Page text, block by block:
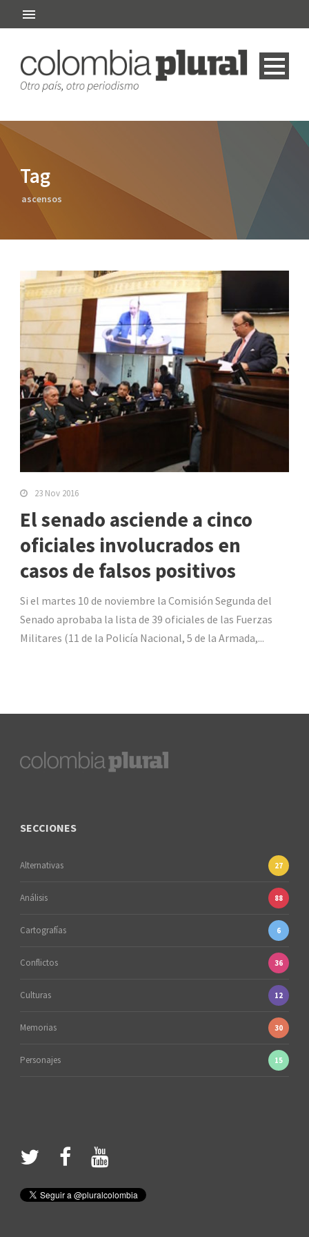
Tag
ascensos
23 Nov 2016
El senado asciende a cinco
oficiales involucrados en
casos de falsos positivos
Si el martes 10 de noviembre la Comisión Segunda del
Senado aprobaba la lista de 39 oficiales de las Fuerzas
Militares (11 de la Policía Nacional, 5 de la Armada,...
SECCIONES
Alternativas 27
Análisis 88
Cartografías 6
Conflictos 36
Culturas 12
Memorias 30
Personajes 15